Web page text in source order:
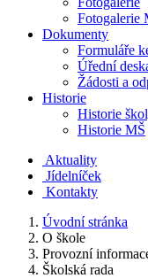
Fotogalerie
Dokumenty
Formuláře
Úřední
Žádosti a
Historie
Historie
Historie MŠ
Aktuality
Jídelníček
Kontakty
Úvodní stránka
O škole
Provozní
Školská rada